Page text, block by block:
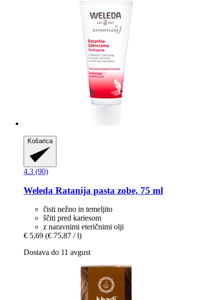
Košarica
4.3 (90)
Weleda Ratanija pasta zobe, 75 ml
čisti nežno in temeljito
ščiti pred kariesom
z naravnimi eteričnimi olji
€ 5,69 (€ 75,87 / l)
Dostava do 11 avgust